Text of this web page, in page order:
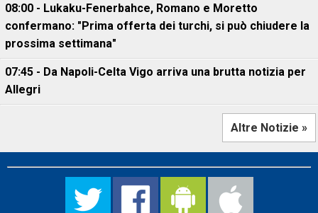
08:00 - Lukaku-Fenerbahce, Romano e Moretto
confermano: "Prima offerta dei turchi, si può chiudere la
prossima settimana"
07:45 - Da Napoli-Celta Vigo arriva una brutta notizia per
Allegri
Altre Notizie »